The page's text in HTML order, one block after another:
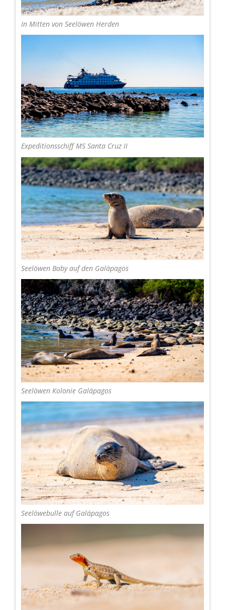
In Mitten von Seelöwen Herden
Expeditionsschiff MS Santa Cruz II
Seelöwen Baby auf den Galápagos
Seelöwen Kolonie Galápagos
Seelöwebulle auf Galápagos